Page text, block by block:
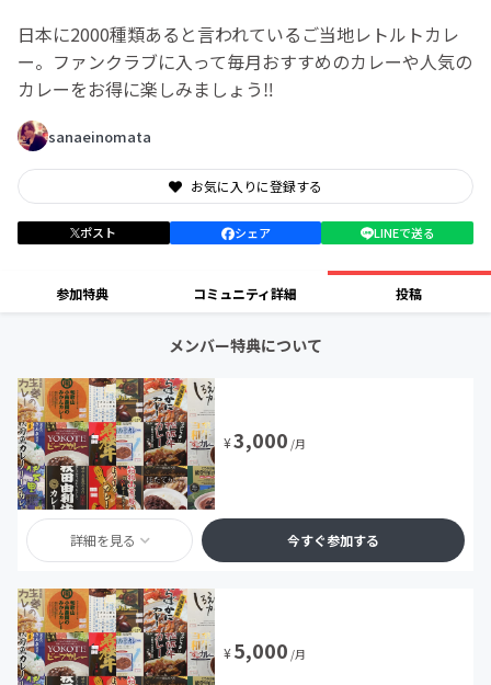
日本に2000種類あると言われているご当地レトルトカレ
ー。ファンクラブに入って毎月おすすめのカレーや人気の
カレーをお得に楽しみましょう‼
sanaeinomata
お気に入りに登録する
ポスト シェア LINEで送る
参加特典 コミュニティ詳細 投稿
メンバー特典について
¥3,000 /月
詳細を見る 今すぐ参加する
¥5,000 /月